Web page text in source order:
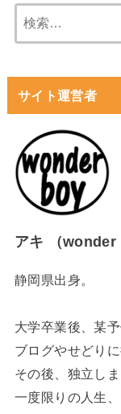
サイト運営者
アキ （wonder
静岡県出身。
大学卒業後、某
ブログやせどりに
その後、独立しま
一度限りの人生